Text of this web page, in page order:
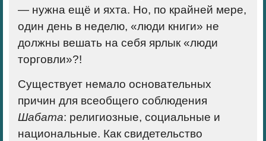
— нужна ещё и яхта. Но, по крайней мере,
один день в неделю, «люди книги» не
должны вешать на себя ярлык «люди
торговли»?!
Существует немало основательных
причин для всеобщего соблюдения
Шабата: религиозные, социальные и
национальные. Как свидетельство